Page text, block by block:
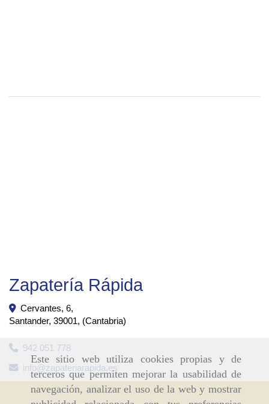
Este sitio web utiliza cookies propias y de
terceros que permiten mejorar la usabilidad de
navegación, analizar el uso de la web y mostrar
Zapatería Rápida
Cervantes, 6,
Santander, 39001, (Cantabria)
942 051 778
info
zapateriarapida.es